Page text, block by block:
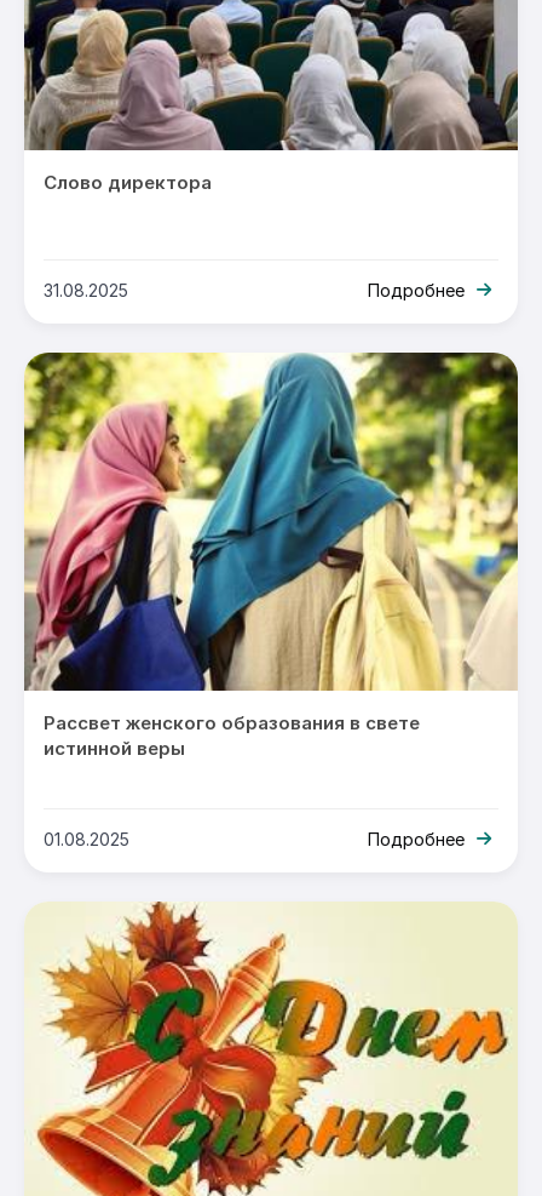
Слово директора
31.08.2025 Подробнее
Рассвет женского образования в свете
истинной веры
01.08.2025 Подробнее